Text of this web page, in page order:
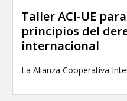
Taller ACI-UE
principios del
internacional
La Alianza Cooperativa